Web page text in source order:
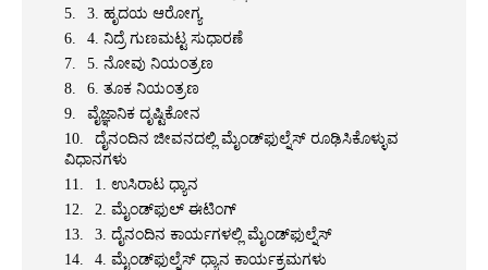
3. ಹೃದಯ ಆರೋಗ್ಯ
4. ನಿದ್ರೆ ಗುಣಮಟ್ಟ ಸುಧಾರಣೆ
5. ನೋವು ನಿಯಂತ್ರಣ
6. ತೂಕ ನಿಯಂತ್ರಣ
ವೈಜ್ಞಾನಿಕ ದೃಷ್ಟಿಕೋನ
ದೈನಂದಿನ ಜೀವನದಲ್ಲಿ ಮೈಂಡ್‍ಫುಲ್ನೆಸ್ ರೂಢಿಸಿಕೊಳ್ಳುವ
ವಿಧಾನಗಳು
1. ಉಸಿರಾಟ ಧ್ಯಾನ
2. ಮೈಂಡ್‍ಫುಲ್ ಈಟಿಂಗ್
3. ದೈನಂದಿನ ಕಾರ್ಯಗಳಲ್ಲಿ ಮೈಂಡ್‍ಫುಲ್ನೆಸ್
4. ಮೈಂಡ್‍ಫುಲ್ನೆಸ್ ಧ್ಯಾನ ಕಾರ್ಯಕ್ರಮಗಳು